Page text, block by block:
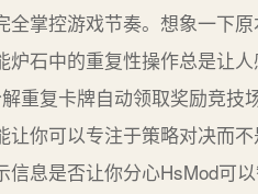
全掌控游戏节奏。想象一下
炉石中的重复性操作总是让
重复卡牌自动领取奖励竞
让你可以专注于策略对决而
信息是否让你分心HsMod可